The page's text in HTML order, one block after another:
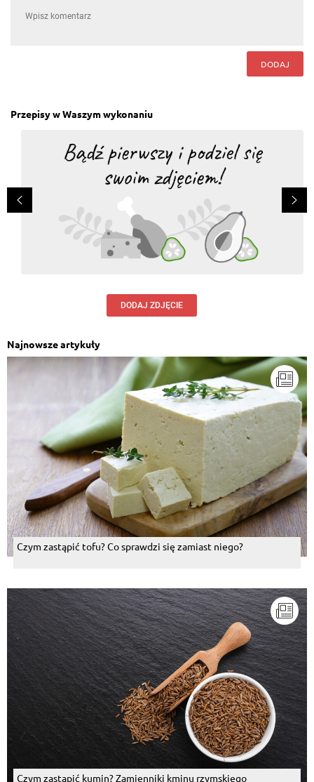
DODAJ
Przepisy w Waszym wykonaniu
DODAJ ZDJĘCIE
Najnowsze artykuły
Czym zastąpić tofu? Co sprawdzi się zamiast niego?
Czym zastąpić kumin? Zamienniki kminu rzymskiego